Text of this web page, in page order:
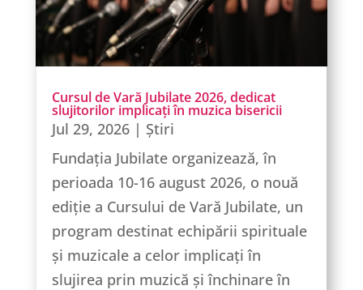
Cursul de Vară Jubilate 2026, dedicat
slujitorilor implicați în muzica bisericii
Jul 29, 2026| Știri
Fundația Jubilate organizează, în
perioada 10-16 august 2026, o nouă
ediție a Cursului de Vară Jubilate, un
program destinat echipării spirituale
și muzicale a celor implicați în
slujirea prin muzică și închinare în